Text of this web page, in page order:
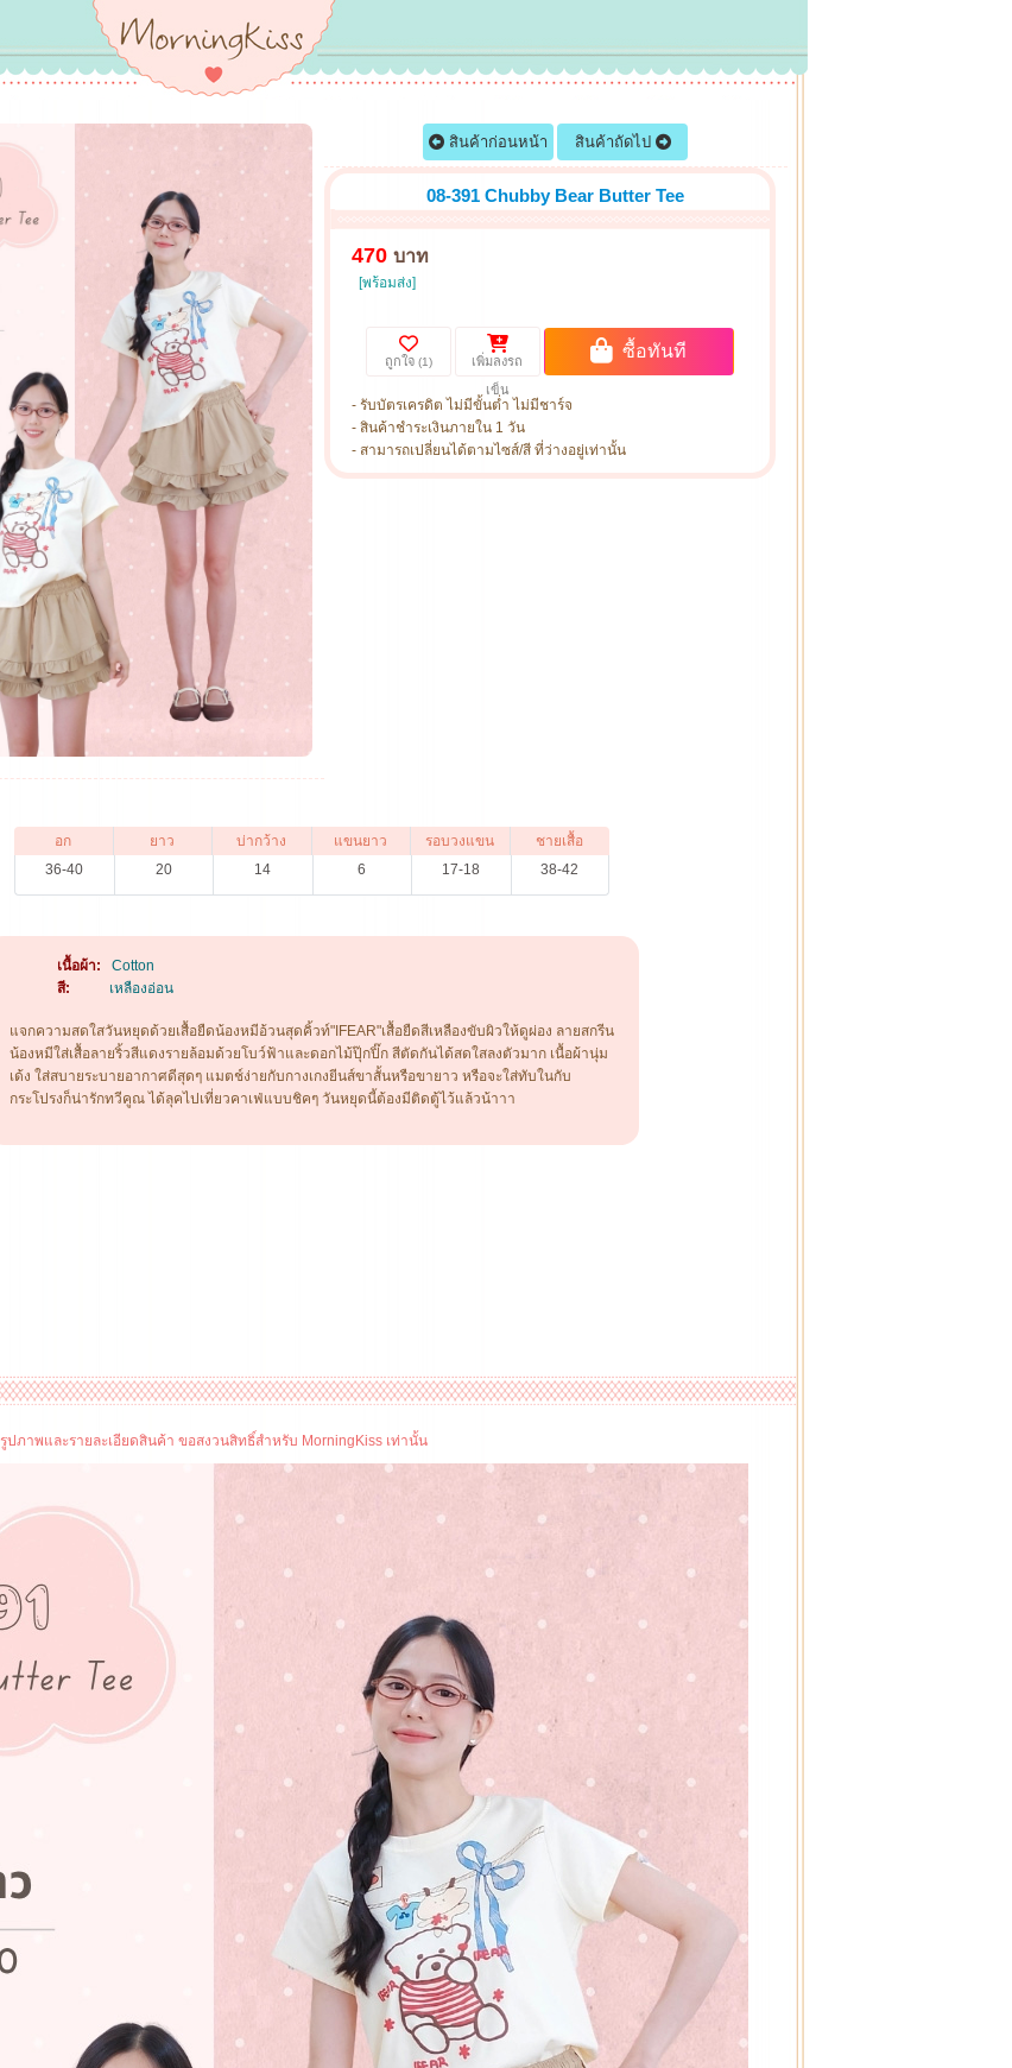
สินค้าก่อนหน้า สินค้าถัดไป
08-391 Chubby Bear Butter Tee
470 บาท
[พร้อมส่ง]
ถูกใจ(1)
เพิ่มลงรถ
เข็น
ซื้อทันที
- รับบัตรเครดิต ไม่มีขั้นต่ำ ไม่มีชาร์จ
- สินค้าชำระเงินภายใน 1 วัน
- สามารถเปลี่ยนได้ตามไซส์/สี ที่ว่างอยู่เท่านั้น
อก
36-40
ยาว
20
บ่ากว้าง
14
แขนยาว
6
รอบวงแขน
17-18
ชายเสื้อ
38-42
เนื้อผ้า:
Cotton
สี:
เหลืองอ่อน
แจกความสดใสวันหยุดด้วยเสื้อยืดน้องหมีอ้วนสุดคิ้วท์"IFEAR"เสื้อยืดสีเหลืองขับผิวให้ดูผ่อง ลายสกรีน
น้องหมีใส่เสื้อลายริ้วสีแดงรายล้อมด้วยโบว์ฟ้าและดอกไม้ปุ๊กปิ๊ก สีตัดกันได้สดใสลงตัวมาก เนื้อผ้านุ่ม
เด้ง ใส่สบายระบายอากาศดีสุดๆ แมตช์ง่ายกับกางเกงยีนส์ขาสั้นหรือขายาว หรือจะใส่ทับในกับ
กระโปรงก็น่ารักทวีคูณ ได้ลุคไปเที่ยวคาเฟ่แบบชิคๆ วันหยุดนี้ต้องมีติดตู้ไว้แล้วน้าาา
รูปภาพและรายละเอียดสินค้า ขอสงวนสิทธิ์สำหรับ MorningKiss เท่านั้น